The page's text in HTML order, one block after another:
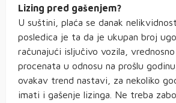
Lizing pred gašenjem?
U suštini, plaća se danak
posledica je ta da je ukupan broj
računajući isljučivo vozila,
procenata u odnosu na prošlu
ovakav trend nastavi, za nekoliko
imati i gašenje lizinga. Ne treba